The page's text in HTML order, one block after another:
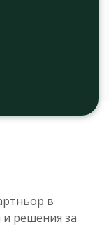
в
и решения за